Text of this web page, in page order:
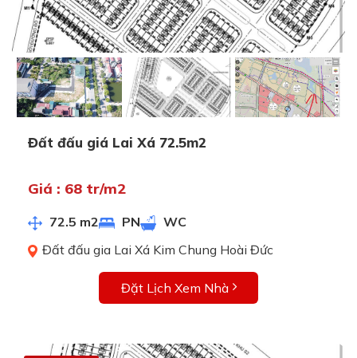
Đất đấu giá Lai Xá 72.5m2
Giá : 68 tr/m2
72.5 m2 PN
WC
Đất đấu gia Lai Xá Kim Chung Hoài Đức
Đặt Lịch Xem Nhà